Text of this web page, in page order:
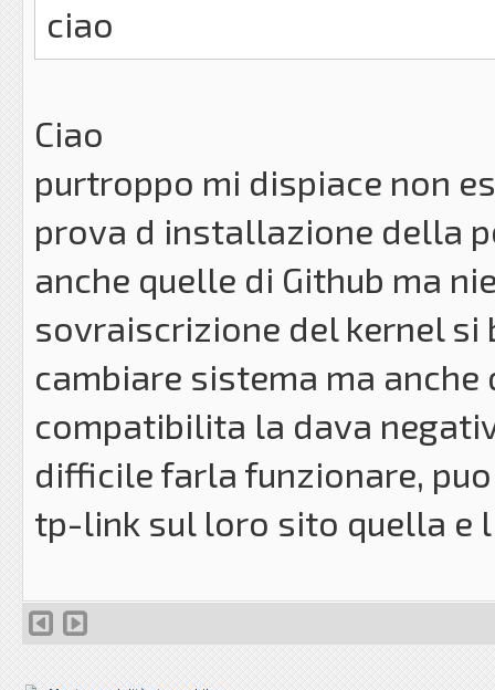
ciao
Ciao
purtroppo mi dispiace non
prova d installazione della
anche quelle di Github ma
sovraiscrizione del kernel si
cambiare sistema ma
compatibilita la dava
difficile farla funzionare,
tp-link sul loro sito quella e